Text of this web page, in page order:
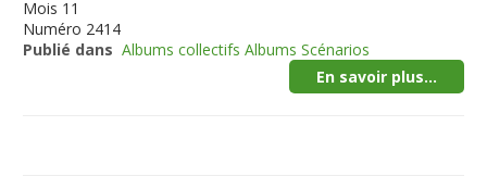
Mois 11
Numéro 2414
Publié dans Albums collectifs Albums Scénarios
En savoir plus...